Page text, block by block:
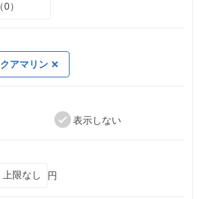
）
アマリン
表示しない
円